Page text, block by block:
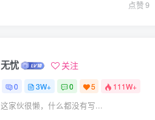
点赞9
无忧 关注
0 3W+ 0 5 111W+
这家伙很懒，什么都没有写...